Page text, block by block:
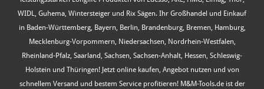
WIDL, Guhema, Wintersteiger und Rix Sägen. Ihr Großhandel und Einkauf
in Baden-Württemberg, Bayern, Berlin, Brandenburg, Bremen, Hamburg,
Mecklenburg-Vorpommern, Niedersachsen, Nordrhein-Westfalen,
Rheinland-Pfalz, Saarland, Sachsen, Sachsen-Anhalt, Hessen, Schleswig-
Holstein und Thüringen! Jetzt online kaufen, Angebot nutzen und von
schnellem Versand und bestem Service profitieren! M&M-Tools.de ist der